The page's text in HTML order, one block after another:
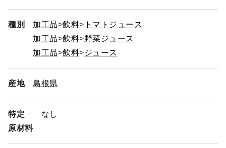
種別 加工品 飲料
トマトジュース
加工品
飲料
野菜ジュース
加工品
飲料 ジュース
産地 島根県
特定
原材料
なし